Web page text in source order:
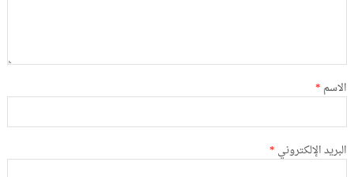
الاسم *
البريد الإلكتروني *